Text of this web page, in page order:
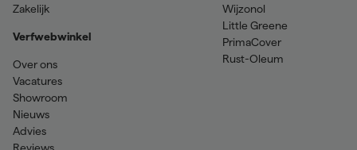
Zakelijk
Verfwebwinkel
Over ons
Vacatures
Showroom
Nieuws
Advies
Wijzonol
Little Greene
PrimaCover
Rust-Oleum